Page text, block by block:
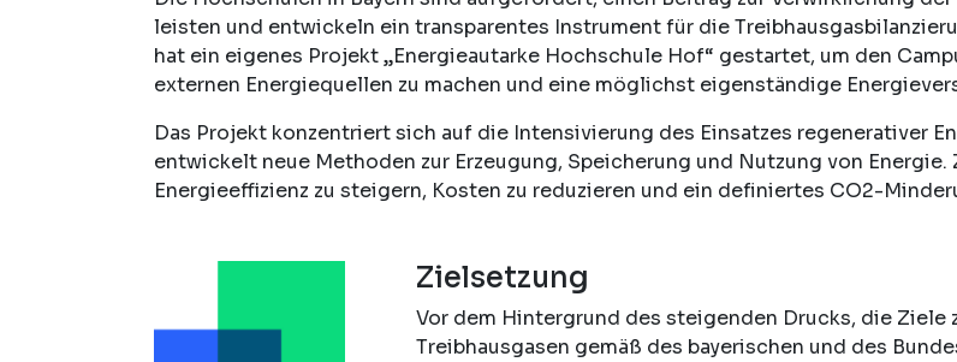
leisten und entwickeln ein transparentes Instrument für die
hat ein eigenes Projekt „Energieautarke Hochschule Hof“ gestartet, um den
externen Energiequellen zu machen und eine möglichst eigenständige
Das Projekt konzentriert sich auf die Intensivierung des Einsatzes regenerativer
entwickelt neue Methoden zur Erzeugung, Speicherung und Nutzung von Energie.
Energieeffizienz zu steigern, Kosten zu reduzieren und ein definiertes CO2-
Zielsetzung
Vor dem Hintergrund des steigenden Drucks, die Ziele
Treibhausgasen gemäß des bayerischen und des